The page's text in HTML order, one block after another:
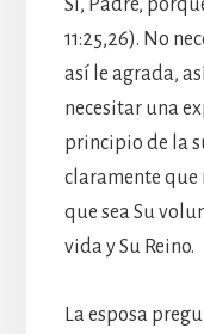
Sí, Padre,
11:25,26). No
así le agrada,
necesitar una
principio de la
claramente que
que sea Su
vida y Su Reino.
La esposa